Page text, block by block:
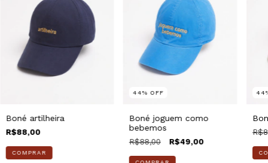
Boné artilheira
R$88,00
44% OFF
Boné joguem como
bebemos
R$88,00 R$49,00
44